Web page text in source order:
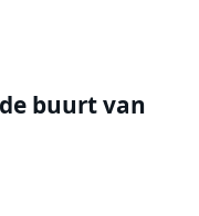
buurt van